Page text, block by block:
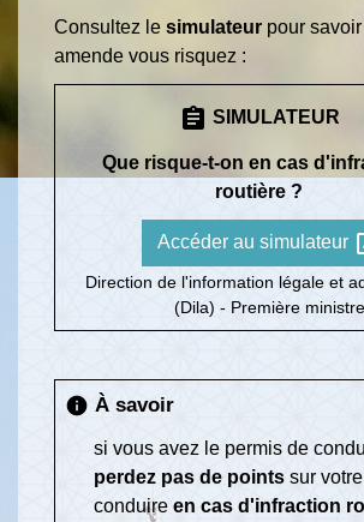
Consultez le simulateur pour
amende vous risquez :
assignment SIMULATEUR
Que risque-t-on en cas
routière ?
Accéder au simulateur
Direction de l'information légale et
(Dila) - Première ministre
info À savoir
si vous avez le permis de
perdez pas de points sur
conduire en cas d'infraction